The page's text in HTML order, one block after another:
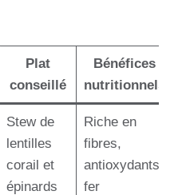
Plat
conseillé
Bénéfices
nutritionnels
Stew de
lentilles
corail et
épinards
Riche en
fibres,
antioxydants,
fer